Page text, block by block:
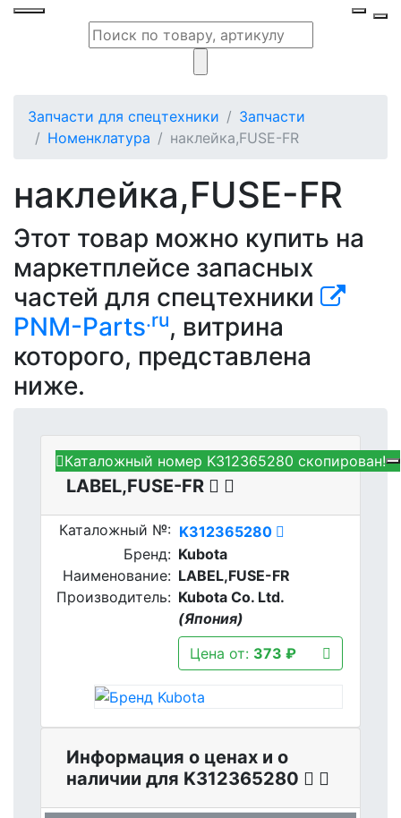
Запчасти для спецтехники
Запчасти
Номенклатура
наклейка,FUSE-FR
наклейка,FUSE-FR
Этот товар можно купить на
маркетплейсе запасных
частей для спецтехники
PNM-Parts.ru, витрина
которого, представлена
ниже.
Kubota K312365280 -
LABEL,FUSE-FR
Каталожный №: K312365280
Бренд: Kubota
Наименование: LABEL,FUSE-FR
Производитель: Kubota Co. Ltd.
(Япония)
Цена от: 373 ₽
Каталожный номер K312365280 скопирован!
Информация о ценах и о
наличии для K312365280